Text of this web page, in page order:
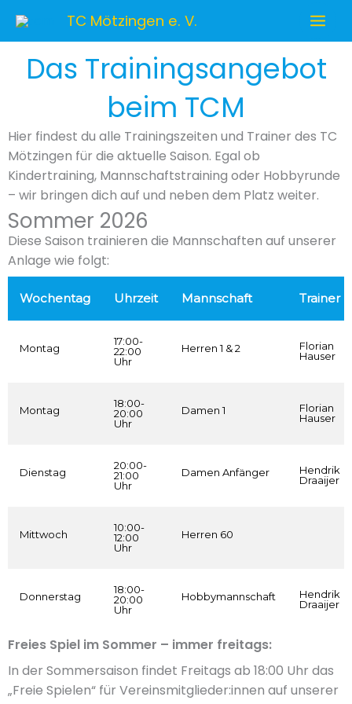
Inhalt
TC Mötzingen e. V.
Das Trainingsangebot
beim TCM
Hier findest du alle Trainingszeiten und Trainer des TC
Mötzingen für die aktuelle Saison. Egal ob
Kindertraining, Mannschaftstraining oder Hobbyrunde
– wir bringen dich auf und neben dem Platz weiter.
Sommer 2026
Diese Saison trainieren die Mannschaften auf unserer
Anlage wie folgt:
Wochentag Uhrzeit Mannschaft Trainer
Montag
17:00-
22:00
Uhr
Herren 1 & 2
Florian
Hauser
Montag
18:00-
20:00
Uhr
Damen 1
Florian
Hauser
Dienstag
20:00-
21:00
Uhr
Damen Anfänger
Hendrik
Draaijer
Mittwoch
10:00-
12:00
Uhr
Herren 60
Donnerstag
18:00-
20:00
Uhr
Hobbymannschaft
Hendrik
Draaijer
Freies Spiel im Sommer – immer freitags:
In der Sommersaison findet Freitags ab 18:00 Uhr das
„Freie Spielen“ für Vereinsmitglieder:innen auf unserer